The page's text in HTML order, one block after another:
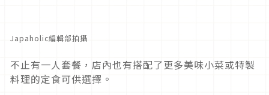
Japaholic編輯部拍攝
不止有一人套餐，店內也有搭配了更多美味小菜或特製
料理的定食可供選擇。